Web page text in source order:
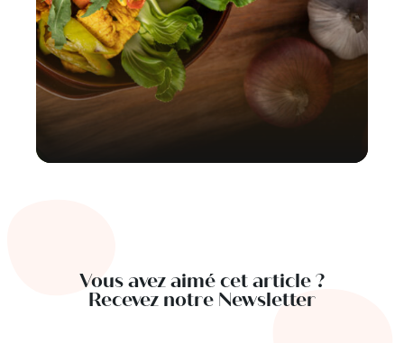
Vous avez aimé cet article ?
Recevez notre Newsletter